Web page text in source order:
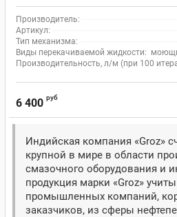
Производитель:
Артикул:
Тип механизма:
Виды перекачиваемой жидкости:
Производительность, л/м (при 100
6 400 руб
Индийская компания «Groz»
крупной в мире в области
смазочного оборудования и
продукция марки «Groz»
промышленных компаний,
заказчиков, из сферы